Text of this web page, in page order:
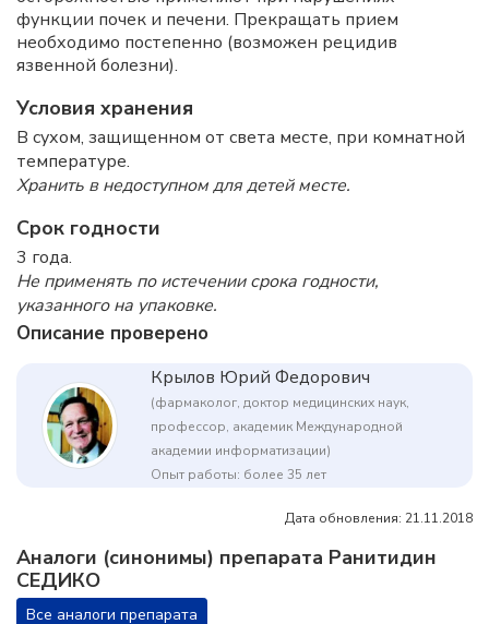
функции почек и печени. Прекращать прием
необходимо постепенно (возможен рецидив
язвенной болезни).
Условия хранения
В сухом, защищенном от света месте, при комнатной
температуре.
Хранить в недоступном для детей месте.
Срок годности
3 года.
Не применять по истечении срока годности,
указанного на упаковке.
Описание проверено
Крылов Юрий Федорович
(фармаколог, доктор медицинских наук,
профессор, академик Международной
академии информатизации)
Опыт работы: более 35 лет
Дата обновления: 21.11.2018
Аналоги (синонимы) препарата Ранитидин
СЕДИКО
Все аналоги препарата